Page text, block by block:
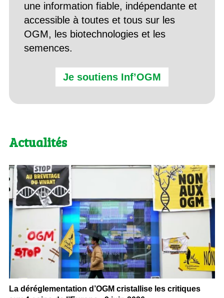
une information fiable, indépendante et
accessible à toutes et tous sur les
OGM, les biotechnologies et les
semences.
Je soutiens Inf’OGM
Actualités
La déréglementation d’OGM cristallise les critiques